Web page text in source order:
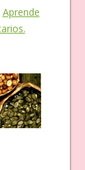
Aprende